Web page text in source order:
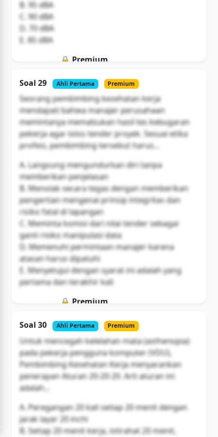
B. 95 dBA
C. 90 dBA
D. 70 dBA
E. 85 dBA
🔒 Premium
Buka Akses
Soal 29 Ahli Pertama Premium
Seorang pembimbing kesehatan kerja
mendapati bahwa manajer perusahaan
memintanya memalsukan hasil tes kebugaran
pekerja agar lolos tender proyek. Sesuai etika
profesi, pembimbing tersebut harus...
A. Langsung mengundurkan diri tanpa
memberikan penjelasan
B. Menolak secara tegas dengan memberikan
pengertian mengenai prinsip integritas dan
risiko fatal di lapangan
C. Meminta komisi dari nilai tender sebagai
ganti risiko manipulasi data
D. Memenuhi permintaan manajer karena
atasan harus dipatuhi
E. Menyetujui dengan syarat ini adalah yang
pertama dan terakhir kali
🔒 Premium
Buka Akses
Soal 30 Ahli Pertama Premium
Untuk mencegah kelelahan mata (asthenopia)
pada pekerja pengguna komputer (VDU),
Pembimbing Kesehatan Kerja menyarankan
penerapan Aturan 20-20-20. Arti aturan ini
adalah...
A. Peregangan 20 kali setiap 20 menit dengan
jarak layar 20 inchi
B. Setiap 20 menit kerja, istirahat 20 menit,